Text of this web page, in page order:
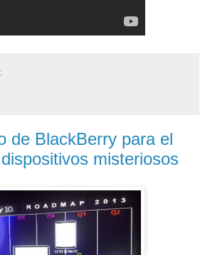
de BlackBerry para el
misteriosos